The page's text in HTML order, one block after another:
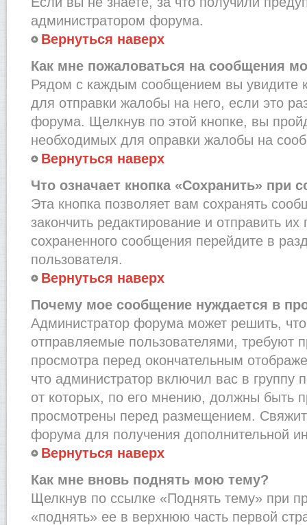
администратором форума.
Вернуться наверх
Как мне пожаловаться на сообщения
Рядом с каждым сообщением вы увидите
для отправки жалобы на него, если это
форума. Щелкнув по этой кнопке, вы
необходимых для оправки жалобы на
Вернуться наверх
Что означает кнопка «Сохранить» при
Эта кнопка позволяет вам сохранять
закончить редактирование и отправить их
сохраненного сообщения перейдите в
пользователя.
Вернуться наверх
Почему мое сообщение нуждается в
Администратор форума может решить,
отправляемые пользователями, требуют
просмотра перед окончательным
что администратор включил вас в группу
от которых, по его мнению, должны быть
просмотрены перед размещением.
форума для получения дополнительной
Вернуться наверх
Как мне вновь поднять мою тему?
Щелкнув по ссылке «Поднять тему» при
«поднять» ее в верхнюю часть первой